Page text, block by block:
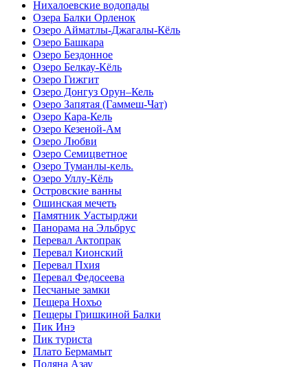
Нихалоевские водопады
Озера Балки Орленок
Озеро Айматлы-Джагалы-Кёль
Озеро Башкара
Озеро Бездонное
Озеро Белкау-Кёль
Озеро Гижгит
Озеро Донгуз Орун–Кель
Озеро Запятая (Гаммеш-Чат)
Озеро Кара-Кель
Озеро Кезеной-Ам
Озеро Любви
Озеро Семицветное
Озеро Туманлы-кель.
Озеро Уллу-Кёль
Островские ванны
Ошинская мечеть
Памятник Уастырджи
Панорама на Эльбрус
Перевал Актопрак
Перевал Кионский
Перевал Пхия
Перевал Федосеева
Песчаные замки
Пещера Нохъо
Пещеры Гришкиной Балки
Пик Инэ
Пик туриста
Плато Бермамыт
Поляна Азау